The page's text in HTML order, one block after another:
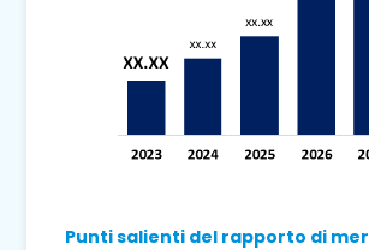
Punti salienti del rapporto di